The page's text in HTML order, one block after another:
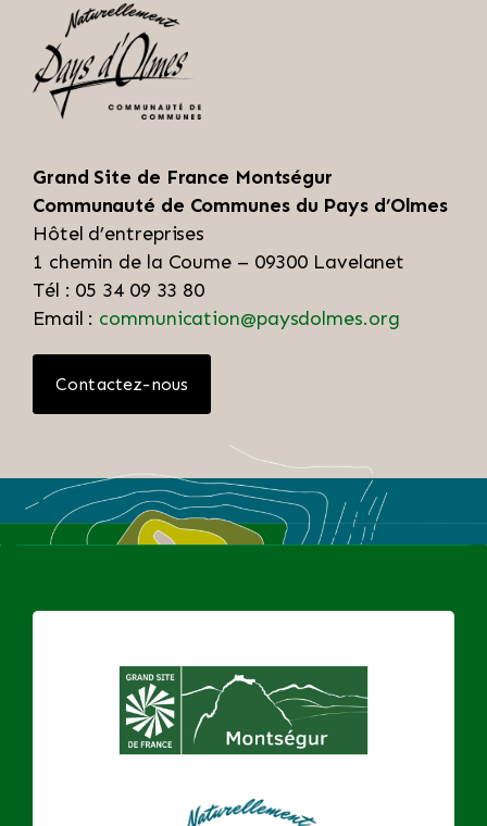
Grand Site de France Montségur
Communauté de Communes du Pays d’Olmes
Hôtel d’entreprises
1 chemin de la Coume – 09300 Lavelanet
Tél : 05 34 09 33 80
Email : communication@paysdolmes.org
Contactez-nous